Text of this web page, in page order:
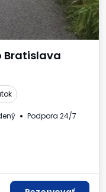
Bratislava
Podpora 24/7